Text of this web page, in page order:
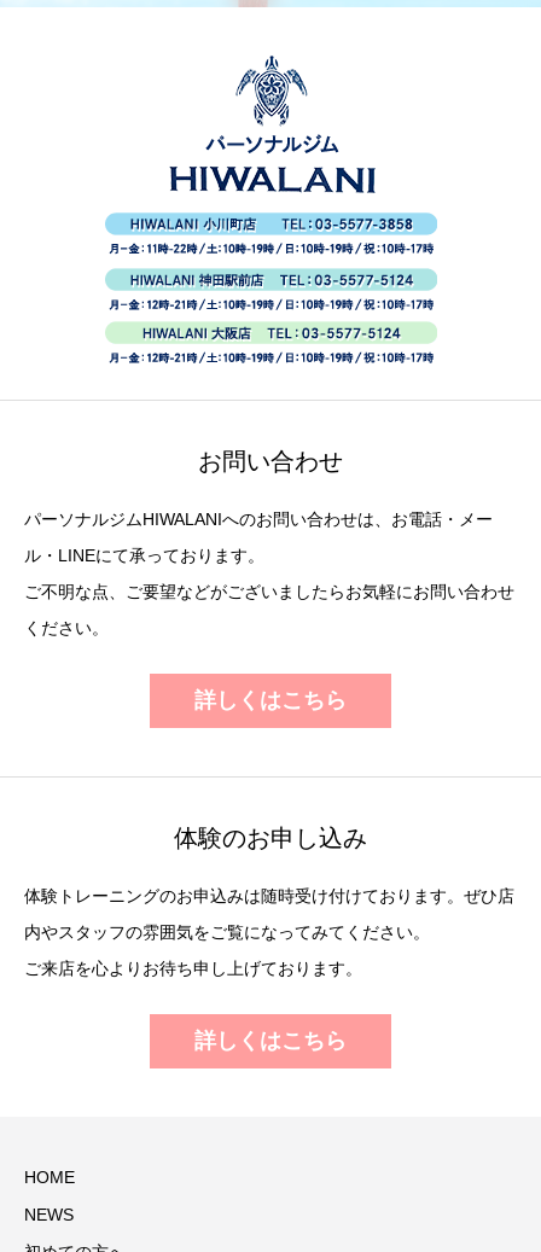
お問い合わせ
パーソナルジムHIWALANIへのお問い合わせは、お電話・メー
ル・LINEにて承っております。
ご不明な点、ご要望などがございましたらお気軽にお問い合わせ
ください。
詳しくはこちら
体験のお申し込み
体験トレーニングのお申込みは随時受け付けております。ぜひ店
内やスタッフの雰囲気をご覧になってみてください。
ご来店を心よりお待ち申し上げております。
詳しくはこちら
HOME
NEWS